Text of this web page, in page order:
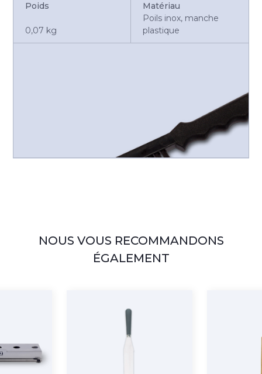
Poids
0,07 kg
Matériau
Poils inox, manche
plastique
NOUS VOUS RECOMMANDONS
ÉGALEMENT